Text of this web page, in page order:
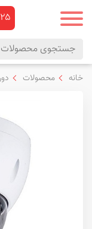
۲۵
محصولات
خانه محصولات